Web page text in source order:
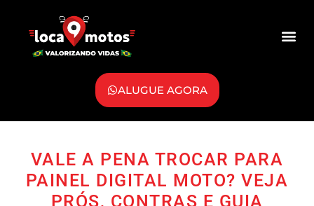
ALUGUE AGORA
VALE A PENA TROCAR PARA
PAINEL DIGITAL MOTO? VEJA
PRÓS, CONTRAS E GUIA